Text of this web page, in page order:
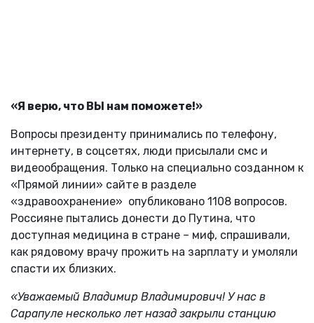
«Я верю, что ВЫ нам поможете!»
Вопросы президенту принимались по телефону,
интернету, в соцсетях, люди присылали смс и
видеообращения. Только на специально созданном к
«Прямой линии» сайте в разделе
«здравоохранение» опубликовано 1108 вопросов.
Россияне пытались донести до Путина, что
доступная медицина в стране – миф, спрашивали,
как рядовому врачу прожить на зарплату и умоляли
спасти их близких.
«Уважаемый Владимир Владимирович! У нас в
Сарапуле несколько лет назад закрыли станцию